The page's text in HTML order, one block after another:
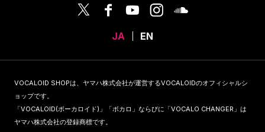
JA EN
VOCALOID SHOPは、ヤマハ株式会社が運営するVOCALOIDのオフィシャルシ
ョップです。
「VOCALOID(ボーカロイド)」「ボカロ」ならびに「VOCALO CHANGER」は
ヤマハ株式会社の登録商標です。